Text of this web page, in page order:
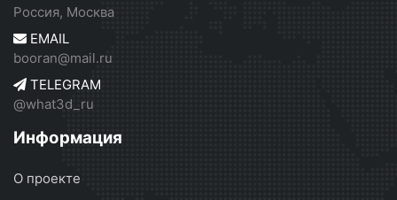
Россия, Москва
EMAIL
booran@mail.ru
TELEGRAM
@what3d_ru
Информация
О проекте